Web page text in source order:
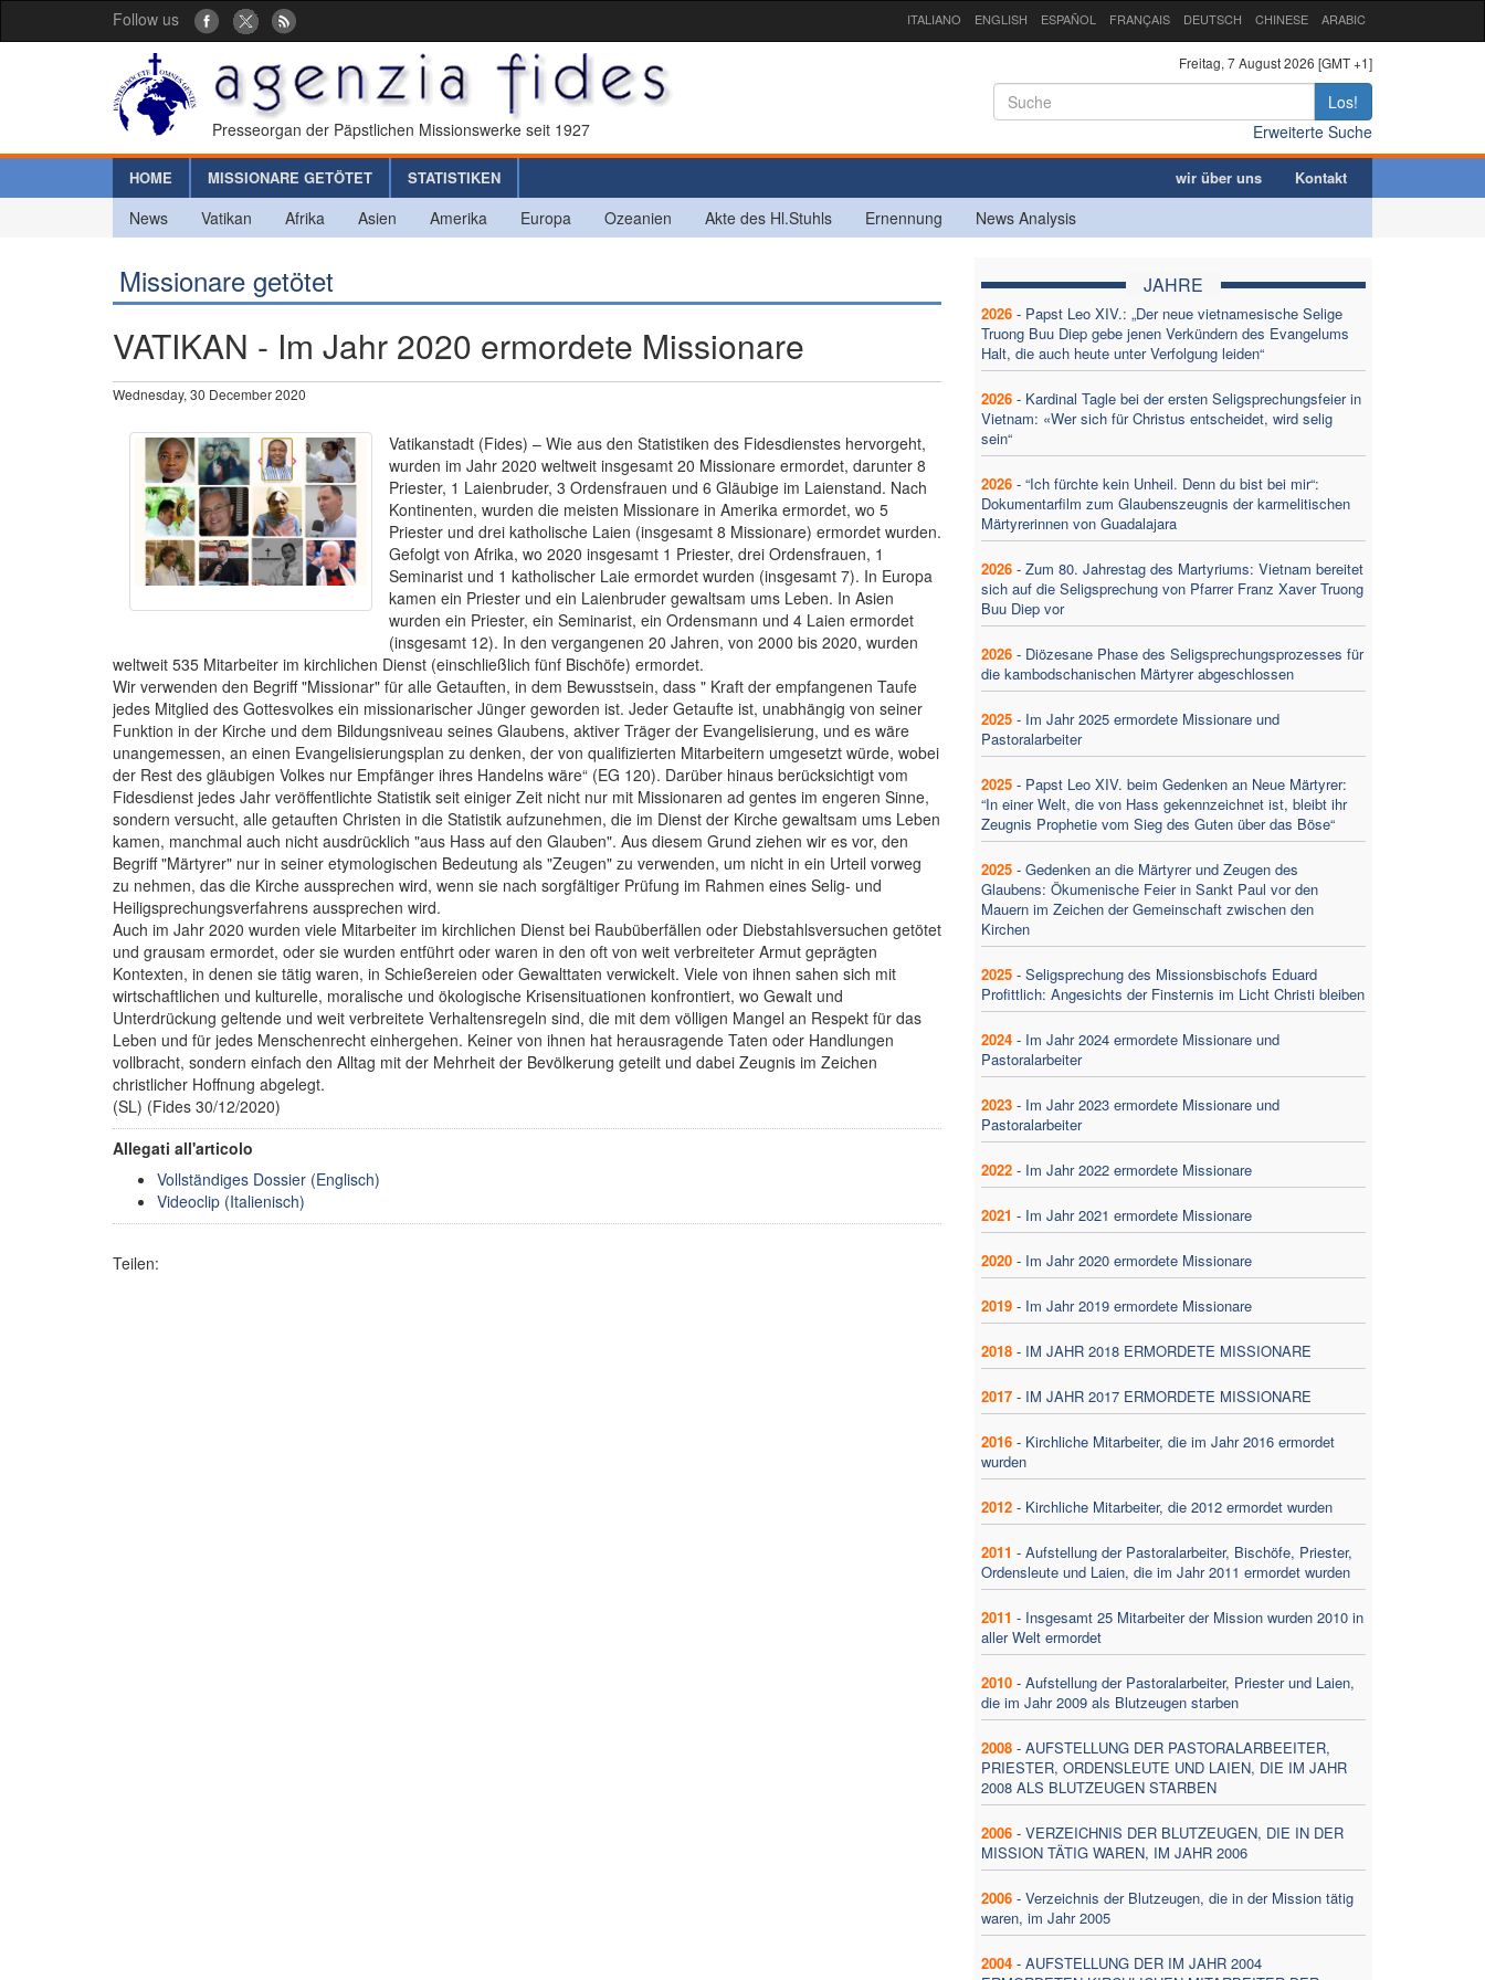
Follow us ITALIANO ENGLISH ESPAÑOL FRANÇAIS DEUTSCH CHINESE ARABIC
Presseorgan der Päpstlichen Missionswerke seit 1927
Freitag, 7 August 2026 [GMT +1]
Los!
Erweiterte Suche
HOME MISSIONARE GETÖTET STATISTIKEN wir über uns Kontakt
News Vatikan Afrika Asien Amerika Europa Ozeanien Akte des Hl.Stuhls Ernennung News Analysis
Missionare getötet
VATIKAN - Im Jahr 2020 ermordete Missionare
Wednesday, 30 December 2020
Vatikanstadt (Fides) – Wie aus den Statistiken des Fidesdienstes hervorgeht,
wurden im Jahr 2020 weltweit insgesamt 20 Missionare ermordet, darunter 8
Priester, 1 Laienbruder, 3 Ordensfrauen und 6 Gläubige im Laienstand. Nach
Kontinenten, wurden die meisten Missionare in Amerika ermordet, wo 5
Priester und drei katholische Laien (insgesamt 8 Missionare) ermordet wurden.
Gefolgt von Afrika, wo 2020 insgesamt 1 Priester, drei Ordensfrauen, 1
Seminarist und 1 katholischer Laie ermordet wurden (insgesamt 7). In Europa
kamen ein Priester und ein Laienbruder gewaltsam ums Leben. In Asien
wurden ein Priester, ein Seminarist, ein Ordensmann und 4 Laien ermordet
(insgesamt 12). In den vergangenen 20 Jahren, von 2000 bis 2020, wurden
weltweit 535 Mitarbeiter im kirchlichen Dienst (einschließlich fünf Bischöfe) ermordet.
Wir verwenden den Begriff "Missionar" für alle Getauften, in dem Bewusstsein, dass " Kraft der empfangenen Taufe
jedes Mitglied des Gottesvolkes ein missionarischer Jünger geworden ist. Jeder Getaufte ist, unabhängig von seiner
Funktion in der Kirche und dem Bildungsniveau seines Glaubens, aktiver Träger der Evangelisierung, und es wäre
unangemessen, an einen Evangelisierungsplan zu denken, der von qualifizierten Mitarbeitern umgesetzt würde, wobei
der Rest des gläubigen Volkes nur Empfänger ihres Handelns wäre“ (EG 120). Darüber hinaus berücksichtigt vom
Fidesdienst jedes Jahr veröffentlichte Statistik seit einiger Zeit nicht nur mit Missionaren ad gentes im engeren Sinne,
sondern versucht, alle getauften Christen in die Statistik aufzunehmen, die im Dienst der Kirche gewaltsam ums Leben
kamen, manchmal auch nicht ausdrücklich "aus Hass auf den Glauben". Aus diesem Grund ziehen wir es vor, den
Begriff "Märtyrer" nur in seiner etymologischen Bedeutung als "Zeugen" zu verwenden, um nicht in ein Urteil vorweg
zu nehmen, das die Kirche aussprechen wird, wenn sie nach sorgfältiger Prüfung im Rahmen eines Selig- und
Heiligsprechungsverfahrens aussprechen wird.
Auch im Jahr 2020 wurden viele Mitarbeiter im kirchlichen Dienst bei Raubüberfällen oder Diebstahlsversuchen getötet
und grausam ermordet, oder sie wurden entführt oder waren in den oft von weit verbreiteter Armut geprägten
Kontexten, in denen sie tätig waren, in Schießereien oder Gewalttaten verwickelt. Viele von ihnen sahen sich mit
wirtschaftlichen und kulturelle, moralische und ökologische Krisensituationen konfrontiert, wo Gewalt und
Unterdrückung geltende und weit verbreitete Verhaltensregeln sind, die mit dem völligen Mangel an Respekt für das
Leben und für jedes Menschenrecht einhergehen. Keiner von ihnen hat herausragende Taten oder Handlungen
vollbracht, sondern einfach den Alltag mit der Mehrheit der Bevölkerung geteilt und dabei Zeugnis im Zeichen
christlicher Hoffnung abgelegt.
(SL) (Fides 30/12/2020)
Allegati all'articolo
Vollständiges Dossier (Englisch)
Videoclip (Italienisch)
Teilen:
JAHRE
2026 - Papst Leo XIV.: „Der neue vietnamesische Selige
Truong Buu Diep gebe jenen Verkündern des Evangelums
Halt, die auch heute unter Verfolgung leiden“
2026 - Kardinal Tagle bei der ersten Seligsprechungsfeier in
Vietnam: «Wer sich für Christus entscheidet, wird selig
sein“
2026 - “Ich fürchte kein Unheil. Denn du bist bei mir“:
Dokumentarfilm zum Glaubenszeugnis der karmelitischen
Märtyrerinnen von Guadalajara
2026 - Zum 80. Jahrestag des Martyriums: Vietnam bereitet
sich auf die Seligsprechung von Pfarrer Franz Xaver Truong
Buu Diep vor
2026 - Diözesane Phase des Seligsprechungsprozesses für
die kambodschanischen Märtyrer abgeschlossen
2025 - Im Jahr 2025 ermordete Missionare und
Pastoralarbeiter
2025 - Papst Leo XIV. beim Gedenken an Neue Märtyrer:
“In einer Welt, die von Hass gekennzeichnet ist, bleibt ihr
Zeugnis Prophetie vom Sieg des Guten über das Böse“
2025 - Gedenken an die Märtyrer und Zeugen des
Glaubens: Ökumenische Feier in Sankt Paul vor den
Mauern im Zeichen der Gemeinschaft zwischen den
Kirchen
2025 - Seligsprechung des Missionsbischofs Eduard
Profittlich: Angesichts der Finsternis im Licht Christi bleiben
2024 - Im Jahr 2024 ermordete Missionare und
Pastoralarbeiter
2023 - Im Jahr 2023 ermordete Missionare und
Pastoralarbeiter
2022 - Im Jahr 2022 ermordete Missionare
2021 - Im Jahr 2021 ermordete Missionare
2020 - Im Jahr 2020 ermordete Missionare
2019 - Im Jahr 2019 ermordete Missionare
2018 - IM JAHR 2018 ERMORDETE MISSIONARE
2017 - IM JAHR 2017 ERMORDETE MISSIONARE
2016 - Kirchliche Mitarbeiter, die im Jahr 2016 ermordet
wurden
2012 - Kirchliche Mitarbeiter, die 2012 ermordet wurden
2011 - Aufstellung der Pastoralarbeiter, Bischöfe, Priester,
Ordensleute und Laien, die im Jahr 2011 ermordet wurden
2011 - Insgesamt 25 Mitarbeiter der Mission wurden 2010 in
aller Welt ermordet
2010 - Aufstellung der Pastoralarbeiter, Priester und Laien,
die im Jahr 2009 als Blutzeugen starben
2008 - AUFSTELLUNG DER PASTORALARBEEITER,
PRIESTER, ORDENSLEUTE UND LAIEN, DIE IM JAHR
2008 ALS BLUTZEUGEN STARBEN
2006 - VERZEICHNIS DER BLUTZEUGEN, DIE IN DER
MISSION TÄTIG WAREN, IM JAHR 2006
2006 - Verzeichnis der Blutzeugen, die in der Mission tätig
waren, im Jahr 2005
2004 - AUFSTELLUNG DER IM JAHR 2004